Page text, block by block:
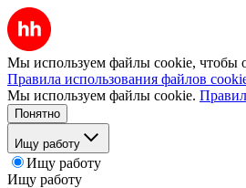
Мы используем файлы cookie, чтобы
Правила использования файлов
Мы используем файлы cookie.
Понятно
Ищу работу
Ищу работу
Ищу работу